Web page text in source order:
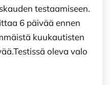
testaamiseen.
6 päivää ennen
kuukautisten
oleva valo